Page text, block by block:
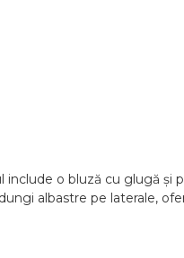
o bluză cu glugă
albastre pe laterale,